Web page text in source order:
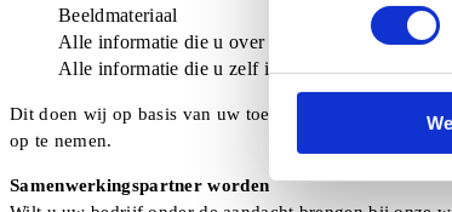
Beeldmateriaal
Alle informatie die u over uzelf vrijgeeft in
Alle informatie die u zelf invult als inhoud van
Dit doen wij op basis van uw toestemming die u aan
op te nemen.
Samenwerkingspartner worden